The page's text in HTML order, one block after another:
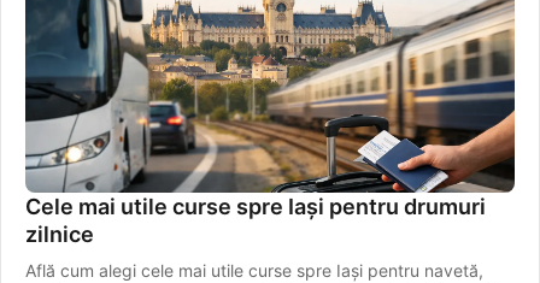
Cele mai utile curse spre Iași pentru drumuri
zilnice
Află cum alegi cele mai utile curse spre Iași pentru navetă,